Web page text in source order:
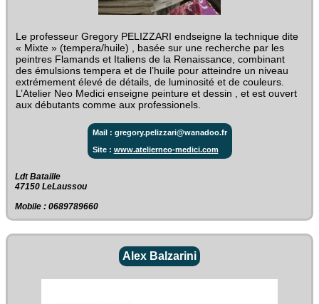
Le professeur Gregory PELIZZARI endseigne la technique dite
« Mixte » (tempera/huile) , basée sur une recherche par les
peintres Flamands et Italiens de la Renaissance, combinant
des émulsions tempera et de l’huile pour atteindre un niveau
extrémement élevé de détails, de luminosité et de couleurs.
L’Atelier Neo Medici enseigne peinture et dessin , et est ouvert
aux débutants comme aux professionels.
Mail : gregory.pelizzari@wanadoo.fr
Site : www.atelierneo-medici.com
Ldt Bataille‎
47150 LeLaussou
Mobile : 0689789660
Alex Balzarini